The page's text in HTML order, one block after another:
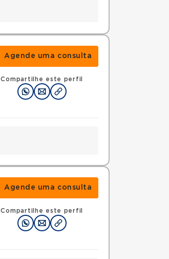
Agende uma consulta
Compartilhe este perfil
Agende uma consulta
Compartilhe este perfil